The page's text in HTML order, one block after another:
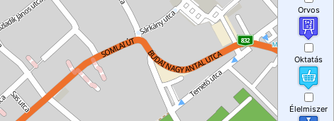
Orvos
Oktatás
Élelmiszer